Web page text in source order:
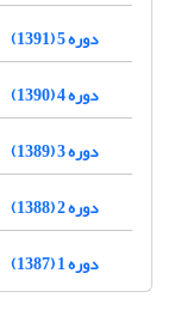
دوره 5 (1391)
دوره 4 (1390)
دوره 3 (1389)
دوره 2 (1388)
دوره 1 (1387)